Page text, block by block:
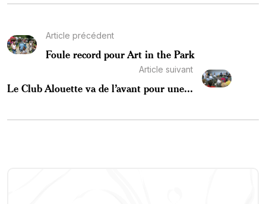
Article précédent
Foule record pour Art in the Park
Article suivant
Le Club Alouette va de l’avant pour une...